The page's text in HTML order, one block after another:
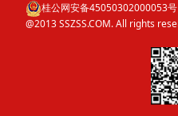
桂公网安备45050302000053号
@2013 SSZSS.COM. All rights